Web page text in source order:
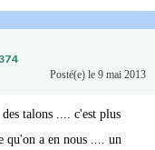
Posté(e) le 9 mai 2013
talons .... c'est plus
qu'on a en nous .... un